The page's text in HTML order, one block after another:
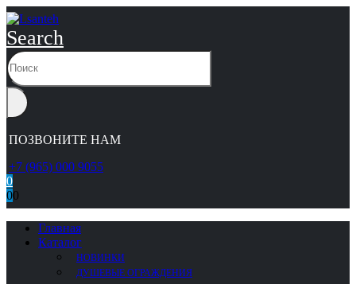
Search
ПОЗВОНИТЕ НАМ
+7 (965) 000 9055
0
00
Главная
Каталог
НОВИНКИ
ДУШЕВЫЕ ОГРАЖДЕНИЯ